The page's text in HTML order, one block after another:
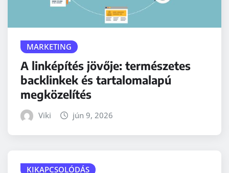
MARKETING
A linképítés jövője: természetes
backlinkek és tartalomalapú
megközelítés
Viki jún 9, 2026
KIKAPCSOLÓDÁS